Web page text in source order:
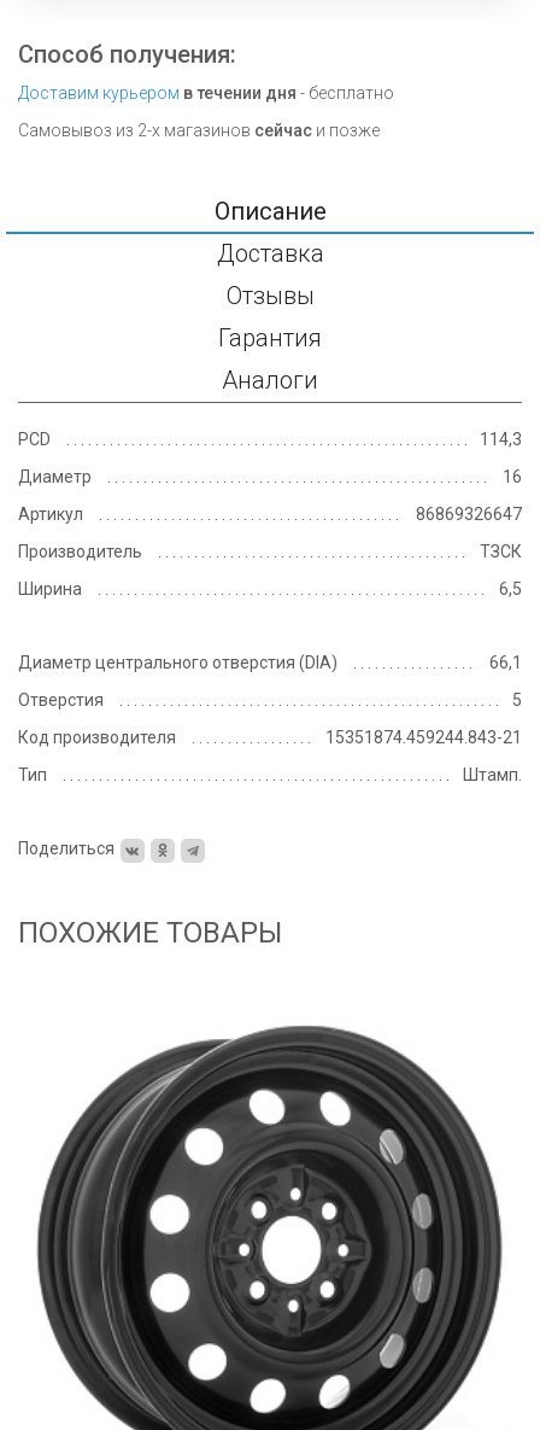
Способ получения:
Доставим курьером в течении дня - бесплатно
Самовывоз из 2-х магазинов сейчас и позже
Описание
Доставка
Отзывы
Гарантия
Аналоги
PCD
114,3
Диаметр
16
Артикул
86869326647
Производитель
ТЗСК
Ширина
6,5
Диаметр центрального отверстия (DIA)
66,1
Отверстия
5
Код производителя
15351874.459244.843-21
Тип
Штамп.
Поделиться
ПОХОЖИЕ ТОВАРЫ